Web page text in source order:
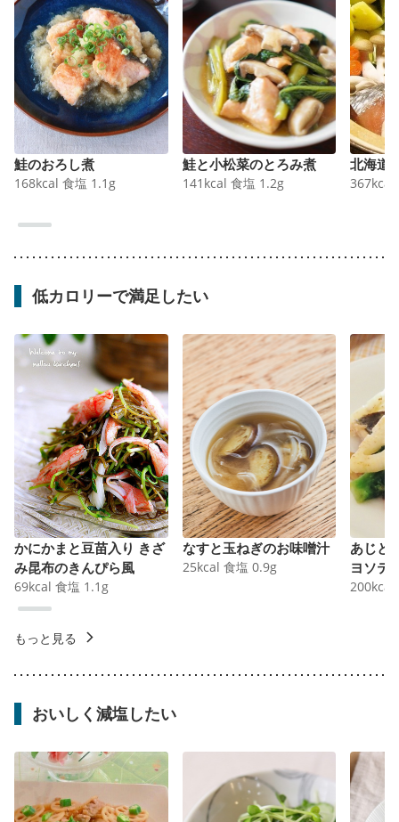
鮭のおろし煮
168kcal 食塩 1.1 g
鮭と小松菜のとろみ煮
141 kcal 食塩 1.2g
北海道
367kcal
低カロリーで満足したい
かにかまと豆苗入り きざ
み昆布のきんぴら風
69kcal 食塩 1.1 g
なすと玉ねぎのお味噌汁
25kcal 食塩 0.9g
あじと
ヨソテ
200kcal
もっと見る
おいしく減塩したい